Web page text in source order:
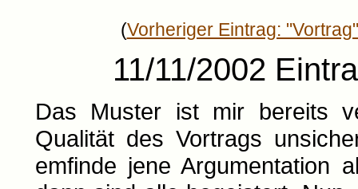
(Vorheriger Eintrag: "Vortrag"
11/11/2002
Das Muster ist mir bereits
Qualität des Vortrags
emfinde jene